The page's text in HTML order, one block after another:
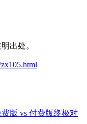
出处。
版 vs 付费版终极对